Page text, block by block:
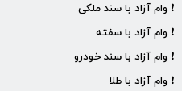
❗ وام آزاد با سند ملکی
❗ وام آزاد با سفته
❗ وام آزاد با سند خودرو
❗ وام آزاد با طلا